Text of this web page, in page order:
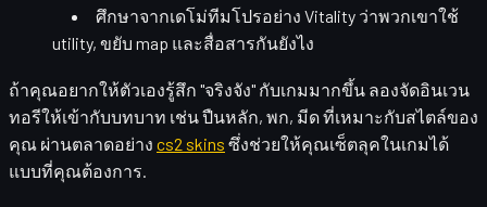
ศึกษาจากเดโม่ทีมโปรอย่าง Vitality ว่าพวกเขาใช้
utility, ขยับ map และสื่อสารกันยังไง
ถ้าคุณอยากให้ตัวเองรู้สึก "จริงจัง" กับเกมมากขึ้น ลองจัดอินเวน
ทอรีให้เข้ากับบทบาท เช่น ปืนหลัก, พก, มีด ที่เหมาะกับสไตล์ของ
คุณ ผ่านตลาดอย่าง cs2 skins ซึ่งช่วยให้คุณเซ็ตลุคในเกมได้
แบบที่คุณต้องการ.